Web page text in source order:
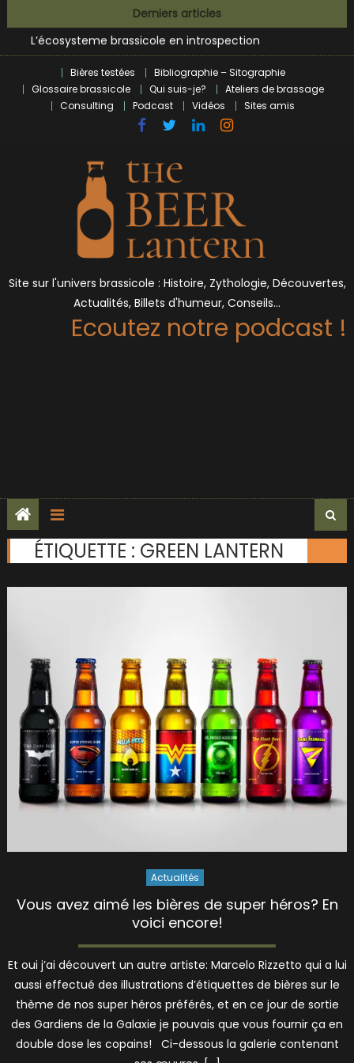
to
content
Derniers articles
Bières et célébrités
L’écosysteme brassicole en introspection
Zoumaï : pionnier de la révolution craft à Marseille
L’intelligence artificielle dans le milieu brassicole
BrewDog racheté par Tilray pour une bouchée de pain ?
Bières et célébrités
Bières testées
Bibliographie – Sitographie
Glossaire brassicole
Qui suis-je?
Ateliers de brassage
Consulting
Podcast Vidéos Sites amis
Site sur l'univers brassicole : Histoire, Zythologie, Découvertes,
Actualités, Billets d'humeur, Conseils…
Ecoutez notre podcast !
ÉTIQUETTE : GREEN LANTERN
Actualités
Vous avez aimé les bières de super héros? En
voici encore!
Et oui j’ai découvert un autre artiste: Marcelo Rizzetto qui a lui
aussi effectué des illustrations d’étiquettes de bières sur le
thème de nos super héros préférés, et en ce jour de sortie
des Gardiens de la Galaxie je pouvais que vous fournir ça en
double dose les copains! Ci-dessous la galerie contenant